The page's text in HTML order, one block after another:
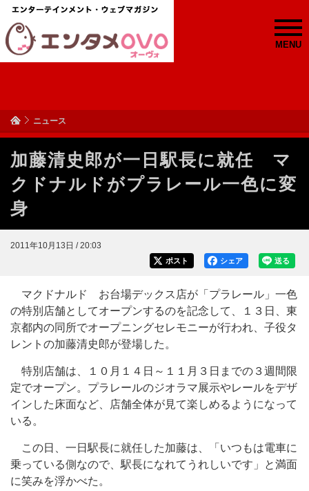
MENU
ニュース
加藤清史郎が一日駅長に就任 マ
クドナルドがプラレール一色に変
身
2011年10月13日 / 20:03
送る
シェア
ポスト
マクドナルド お台場デックス店が「プラレール」一色
の特別店舗としてオープンするのを記念して、１３日、東
京都内の同所でオープニングセレモニーが行われ、子役タ
レントの加藤清史郎が登場した。
特別店舗は、１０月１４日～１１月３日までの３週間限
定でオープン。プラレールのジオラマ展示やレールをデザ
インした床面など、店舗全体が見て楽しめるようになって
いる。
この日、一日駅長に就任した加藤は、「いつもは電車に
乗っている側なので、駅長になれてうれしいです」と満面
に笑みを浮かべた。